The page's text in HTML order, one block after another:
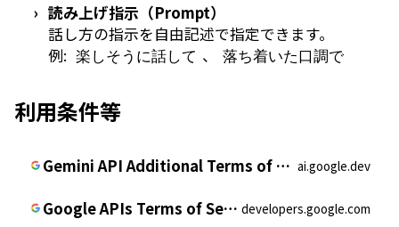
読み上げ指示（Prompt）
話し方の指示を自由記述で指定できます。
例: 楽しそうに話して 、 落ち着いた口調で
利用条件等
Gemini API Additional Terms of Service | Google AI for Developers ai.google.dev
Google APIs Terms of Service | Google for Developers developers.google.com